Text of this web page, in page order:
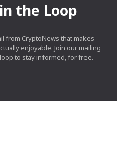
the Loop
from CryptoNews that makes
enjoyable. Join our mailing
to stay informed, for free.